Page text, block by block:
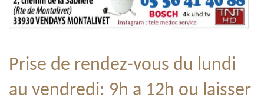
Prise de rendez-vous du lundi
au vendredi: 9h a 12h ou laisser